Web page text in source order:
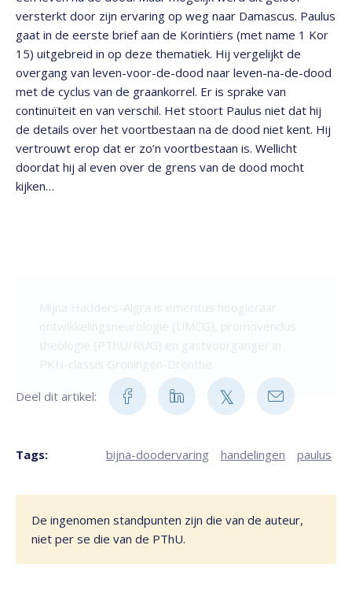
De ingenomen standpunten zijn die van de auteur,
niet per se die van de PThU.
versterkt door zijn ervaring op weg naar Damascus. Paulus
gaat in de eerste brief aan de Korintiërs (met name 1 Kor
15) uitgebreid in op deze thematiek. Hij vergelijkt de
overgang van leven-voor-de-dood naar leven-na-de-dood
met de cyclus van de graankorrel. Er is sprake van
continuïteit en van verschil. Het stoort Paulus niet dat hij
de details over het voortbestaan na de dood niet kent. Hij
vertrouwt erop dat er zo’n voortbestaan is. Wellicht
doordat hij al even over de grens van de dood mocht
kijken…
Deel dit artikel:
Tags: bijna-doodervaring handelingen paulus